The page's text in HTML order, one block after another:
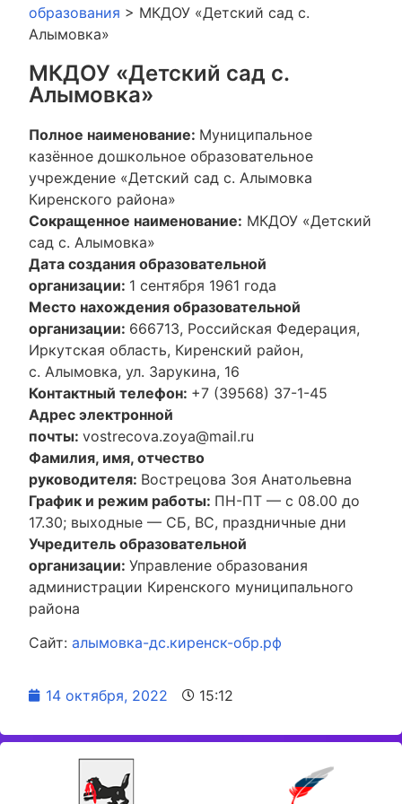
образования > МКДОУ «Детский сад с.
Алымовка»
МКДОУ «Детский сад с.
Алымовка»
Полное наименование: Муниципальное
казённое дошкольное образовательное
учреждение «Детский сад с. Алымовка
Киренского района»
Сокращенное наименование: МКДОУ «Детский
сад с. Алымовка»
Дата создания образовательной
организации: 1 сентября 1961 года
Место нахождения образовательной
организации: 666713, Российская Федерация,
Иркутская область, Киренский район,
с. Алымовка, ул. Зарукина, 16
Контактный телефон: +7 (39568) 37-1-45
Адрес электронной
почты: vostrecova.zoya@mail.ru
Фамилия, имя, отчество
руководителя: Вострецова Зоя Анатольевна
График и режим работы: ПН-ПТ — с 08.00 до
17.30; выходные — СБ, ВС, праздничные дни
Учредитель образовательной
организации: Управление образования
администрации Киренского муниципального
района
Сайт: алымовка-дс.киренск-обр.рф
14 октября, 2022 15:12